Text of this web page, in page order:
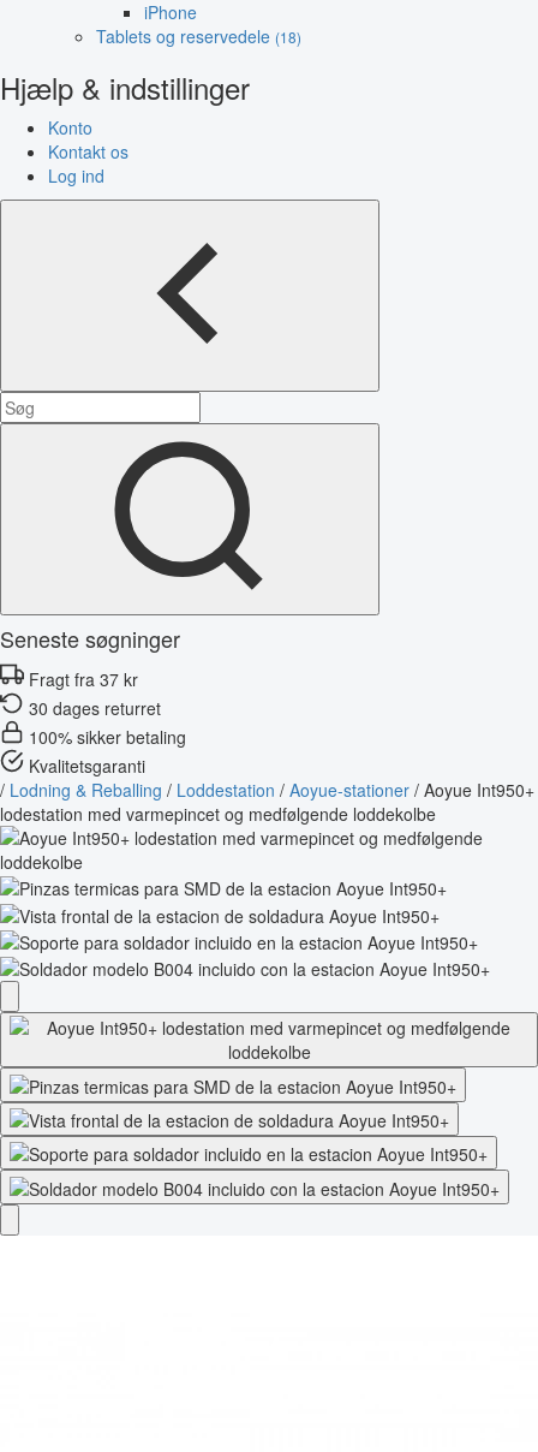
iPhone
Tablets og reservedele (18)
Hjælp & indstillinger
Konto
Kontakt os
Log ind
Seneste søgninger
Fragt fra 37 kr
30 dages returret
100% sikker betaling
Kvalitetsgaranti
/ Lodning & Reballing / Loddestation / Aoyue-stationer / Aoyue Int950+
lodestation med varmepincet og medfølgende loddekolbe